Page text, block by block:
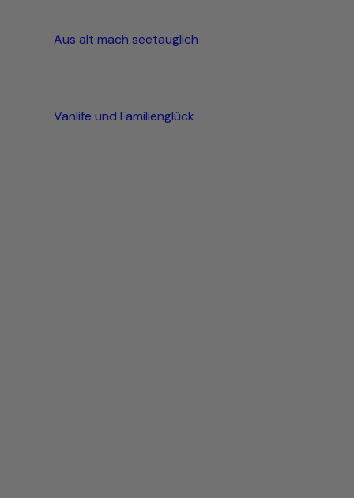
Aus alt mach seetauglich
Vanlife und Familienglück